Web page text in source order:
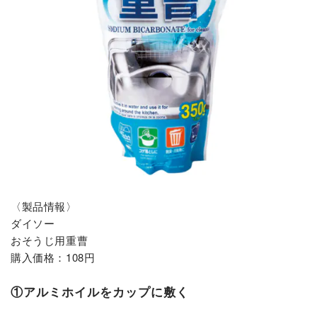
〈製品情報〉
ダイソー
おそうじ用重曹
購入価格：108円
①アルミホイルをカップに敷く